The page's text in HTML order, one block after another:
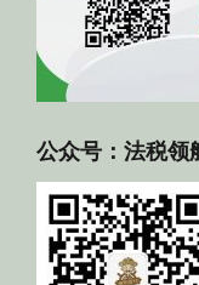
公众号：法税领